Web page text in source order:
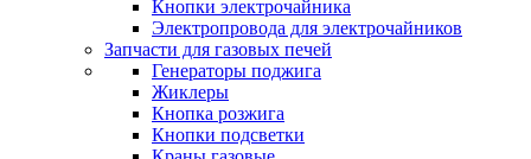
Кнопки электрочайника
Электропровода для электрочайников
Запчасти для газовых печей
Генераторы поджига
Жиклеры
Кнопка розжига
Кнопки подсветки